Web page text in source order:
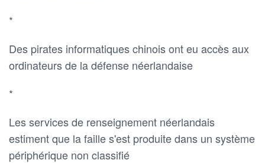
*
Des pirates informatiques chinois ont eu accès aux
ordinateurs de la défense néerlandaise
*
Les services de renseignement néerlandais
estiment que la faille s'est produite dans un système
périphérique non classifié